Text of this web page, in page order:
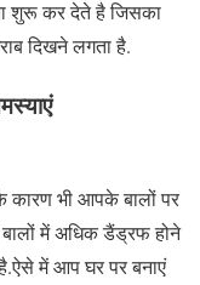
शुरू कर देते है जिसका
दिखने लगता है.
कारण भी आपके बालों पर
बालों में अधिक डैंड्रफ होने
में आप घर पर बनाएं